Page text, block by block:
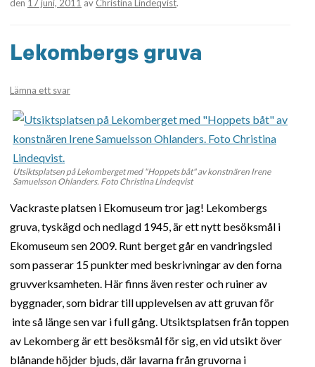
den 17 juni, 2011 av Christina Lindeqvist.
Lekombergs gruva
Lämna ett svar
Utsiktsplatsen på Lekomberget med "Hoppets båt" av konstnären Irene
Samuelsson Ohlanders. Foto Christina Lindeqvist
Vackraste platsen i Ekomuseum tror jag! Lekombergs
gruva, tyskägd och nedlagd 1945, är ett nytt besöksmål i
Ekomuseum sen 2009. Runt berget går en vandringsled
som passerar 15 punkter med beskrivningar av den forna
gruvverksamheten. Här finns även rester och ruiner av
byggnader, som bidrar till upplevelsen av att gruvan för
inte så länge sen var i full gång. Utsiktsplatsen från toppen
av Lekomberg är ett besöksmål för sig, en vid utsikt över
blånande höjder bjuds, där lavarna från gruvorna i